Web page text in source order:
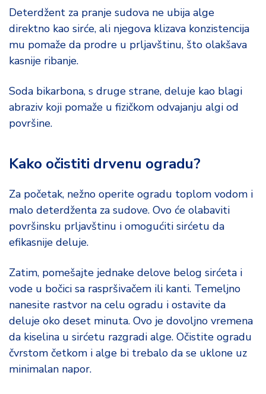
Deterdžent za pranje sudova ne ubija alge
direktno kao sirće, ali njegova klizava konzistencija
mu pomaže da prodre u prljavštinu, što olakšava
kasnije ribanje.
Soda bikarbona, s druge strane, deluje kao blagi
abraziv koji pomaže u fizičkom odvajanju algi od
površine.
Kako očistiti drvenu ogradu?
Za početak, nežno operite ogradu toplom vodom i
malo deterdženta za sudove. Ovo će olabaviti
površinsku prljavštinu i omogućiti sirćetu da
efikasnije deluje.
Zatim, pomešajte jednake delove belog sirćeta i
vode u bočici sa raspršivačem ili kanti. Temeljno
nanesite rastvor na celu ogradu i ostavite da
deluje oko deset minuta. Ovo je dovoljno vremena
da kiselina u sirćetu razgradi alge. Očistite ogradu
čvrstom četkom i alge bi trebalo da se uklone uz
minimalan napor.